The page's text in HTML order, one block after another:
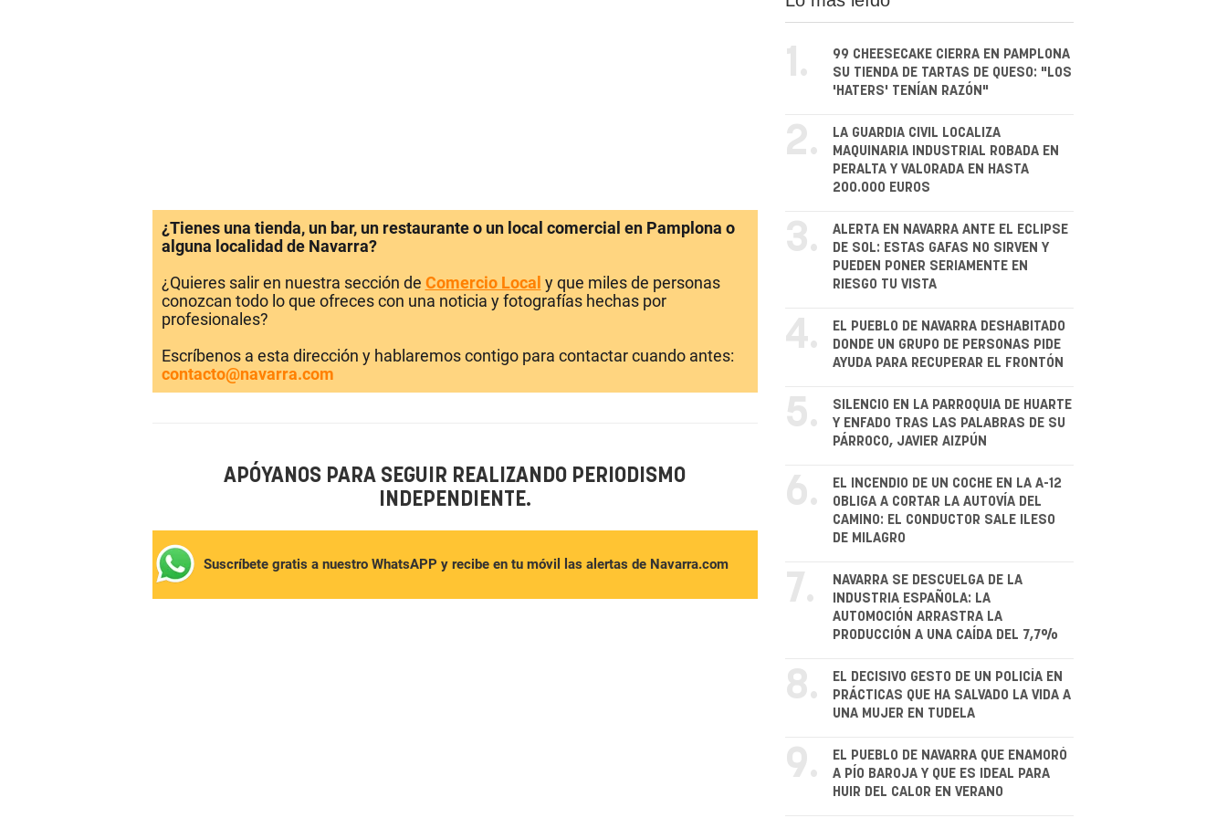
¿Tienes una tienda, un bar, un restaurante o un local comercial en Pamplona o
alguna localidad de Navarra?
¿Quieres salir en nuestra sección de Comercio Local y que miles de personas
conozcan todo lo que ofreces con una noticia y fotografías hechas por
profesionales?
Escríbenos a esta dirección y hablaremos contigo para contactar cuando antes:
contacto@navarra.com
APÓYANOS PARA SEGUIR REALIZANDO PERIODISMO
INDEPENDIENTE.
Suscríbete gratis a nuestro WhatsAPP y recibe en tu móvil las alertas de Navarra.com
1.
99 CHEESECAKE CIERRA EN PAMPLONA
SU TIENDA DE TARTAS DE QUESO: "LOS
'HATERS' TENÍAN RAZÓN"
2.
LA GUARDIA CIVIL LOCALIZA
MAQUINARIA INDUSTRIAL ROBADA EN
PERALTA Y VALORADA EN HASTA
200.000 EUROS
3.
ALERTA EN NAVARRA ANTE EL ECLIPSE
DE SOL: ESTAS GAFAS NO SIRVEN Y
PUEDEN PONER SERIAMENTE EN
RIESGO TU VISTA
4.
EL PUEBLO DE NAVARRA DESHABITADO
DONDE UN GRUPO DE PERSONAS PIDE
AYUDA PARA RECUPERAR EL FRONTÓN
5.
SILENCIO EN LA PARROQUIA DE HUARTE
Y ENFADO TRAS LAS PALABRAS DE SU
PÁRROCO, JAVIER AIZPÚN
6.
EL INCENDIO DE UN COCHE EN LA A-12
OBLIGA A CORTAR LA AUTOVÍA DEL
CAMINO: EL CONDUCTOR SALE ILESO
DE MILAGRO
7.
NAVARRA SE DESCUELGA DE LA
INDUSTRIA ESPAÑOLA: LA
AUTOMOCIÓN ARRASTRA LA
PRODUCCIÓN A UNA CAÍDA DEL 7,7%
8.
EL DECISIVO GESTO DE UN POLICÍA EN
PRÁCTICAS QUE HA SALVADO LA VIDA A
UNA MUJER EN TUDELA
9.
EL PUEBLO DE NAVARRA QUE ENAMORÓ
A PÍO BAROJA Y QUE ES IDEAL PARA
HUIR DEL CALOR EN VERANO